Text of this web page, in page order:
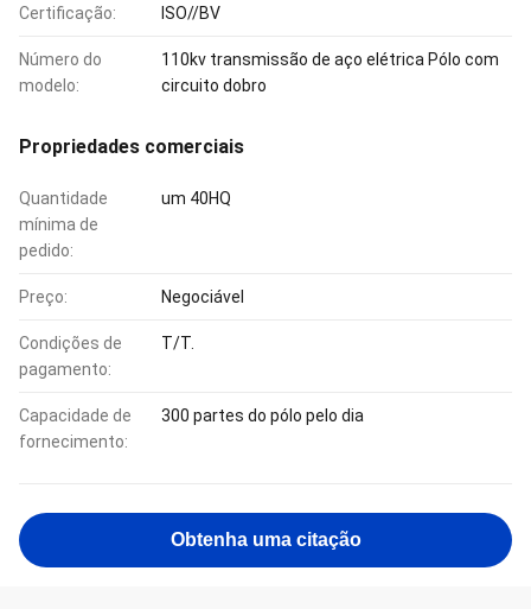
Certificação: ISO//BV
Número do
modelo:
110kv transmissão de aço elétrica Pólo com
circuito dobro
Propriedades comerciais
Quantidade
mínima de
pedido:
um 40HQ
Preço: Negociável
Condições de
pagamento:
T/T.
Capacidade de
fornecimento:
300 partes do pólo pelo dia
Obtenha uma citação